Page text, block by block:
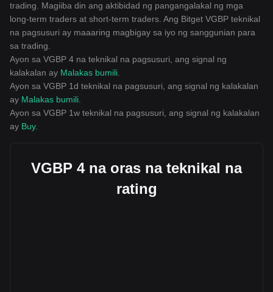
trading. Magiiba din ang aktibidad ng pangangalakal ng mga
long-term traders at short-term traders. Ang Bitget VGBP teknikal
na pagsusuri ay maaaring magbigay sa iyo ng sanggunian para
sa trading.
Ayon sa VGBP 4 na teknikal na pagsusuri, ang signal ng
kalakalan ay Malakas bumili
Ayon sa VGBP 1d teknikal na pagsusuri, ang signal ng kalakalan
ay Malakas bumili
Ayon sa VGBP 1w teknikal na pagsusuri, ang signal ng kalakalan
ay Buy.
VGBP 4 na oras na teknikal na
rating